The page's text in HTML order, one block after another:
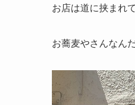
お店は道に挟まれ
お蕎麦やさんなん